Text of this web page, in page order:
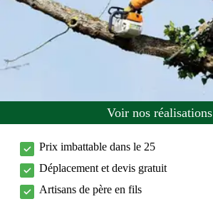
Voir nos réalisations
Prix imbattable dans le 25
Déplacement et devis gratuit
Artisans de père en fils